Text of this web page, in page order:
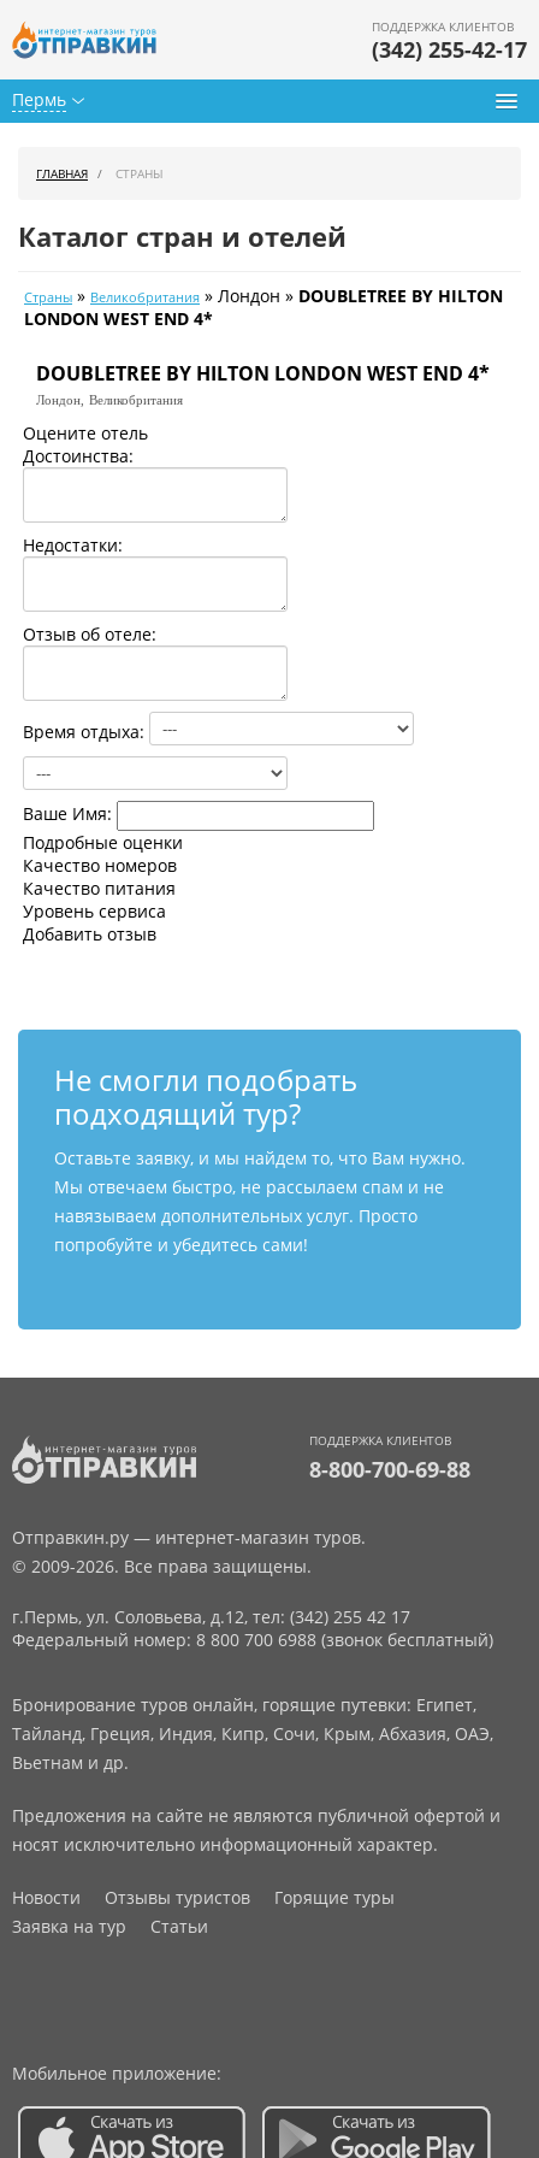
Пермь
ПОДДЕРЖКА КЛИЕНТОВ
(342) 255-42-17
Календарь туров
Страны
Как купить
Контакты
ГЛАВНАЯ СТРАНЫ
Каталог стран и отелей
Страны » Великобритания » Лондон » DOUBLETREE BY HILTON
LONDON WEST END 4*
DOUBLETREE BY HILTON LONDON WEST END 4*
Лондон, Великобритания
Оцените отель
Достоинства:
Недостатки:
Отзыв об отеле:
Время отдыха:
Ваше Имя:
Подробные оценки
Качество номеров
Качество питания
Уровень сервиса
Добавить отзыв
Не смогли подобрать
подходящий тур?
Оставьте заявку, и мы найдем то, что Вам нужно.
Мы отвечаем быстро, не рассылаем спам и не
навязываем дополнительных услуг. Просто
попробуйте и убедитесь сами!
ПОДДЕРЖКА КЛИЕНТОВ
8-800-700-69-88
Отправкин.ру — интернет-магазин туров.
© 2009-2026. Все права защищены.
г.Пермь, ул. Соловьева, д.12, тел: (342) 255 42 17
Федеральный номер: 8 800 700 6988 (звонок бесплатный)
Бронирование туров онлайн, горящие путевки: Египет,
Тайланд, Греция, Индия, Кипр, Сочи, Крым, Абхазия, ОАЭ,
Вьетнам и др.
Предложения на сайте не являются публичной офертой и
носят исключительно информационный характер.
Новости Отзывы туристов
Горящие туры
Заявка на тур
Статьи
Мобильное приложение: